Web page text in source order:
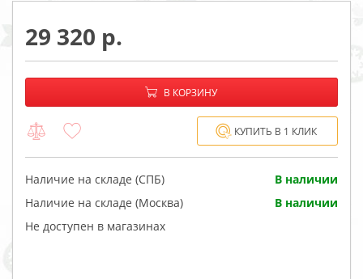
29 320
−
В КОРЗИНУ
КУПИТЬ В 1 КЛИК
Наличие на складе (СПБ)
В наличии
Наличие на складе (Москва)
В наличии
Не доступен в магазинах